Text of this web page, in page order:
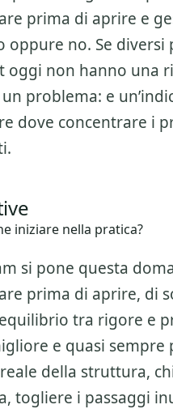
prima di aprire e
oppure no. Se diversi
oggi non hanno una
problema: e
dove concentrare i
iniziare nella pratica?
si pone questa
prima di aprire, di
tra rigore e
e quasi sempre
della struttura,
togliere i passaggi